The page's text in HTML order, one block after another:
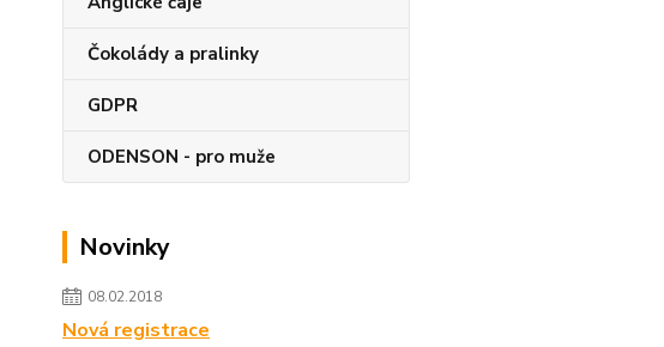
Čokolády a pralinky
GDPR
ODENSON - pro muže
Novinky
08.02.2018
Nová registrace